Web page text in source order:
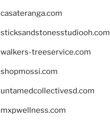
casateranga.com
sticksandstonesstudiooh.com
walkers-treeservice.com
shopmossi.com
untamedcollectivesd.com
mxpwellness.com